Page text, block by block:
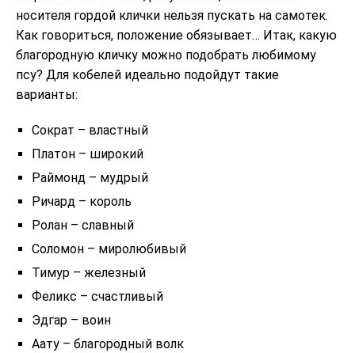
носителя гордой клички нельзя пускать на самотек.
Как говориться, положение обязывает… Итак, какую
благородную кличку можно подобрать любимому
псу? Для кобелей идеально подойдут такие
варианты:
Сократ – властный
Платон – широкий
Раймонд – мудрый
Ричард – король
Ролан – славный
Соломон – миролюбивый
Тимур – железный
Феликс – счастливый
Эдгар – воин
Аату – благородный волк